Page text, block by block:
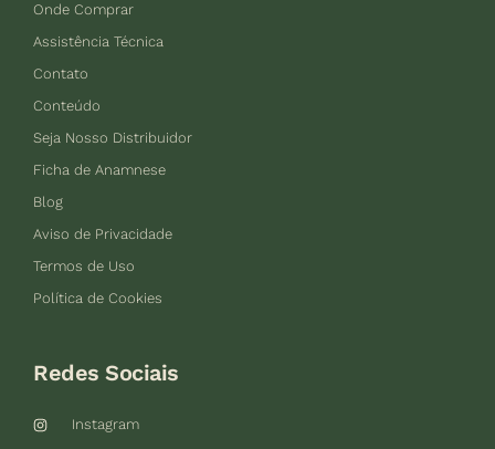
Onde Comprar
Assistência Técnica
Contato
Conteúdo
Seja Nosso Distribuidor
Ficha de Anamnese
Blog
Aviso de Privacidade
Termos de Uso
Política de Cookies
Redes Sociais
Instagram